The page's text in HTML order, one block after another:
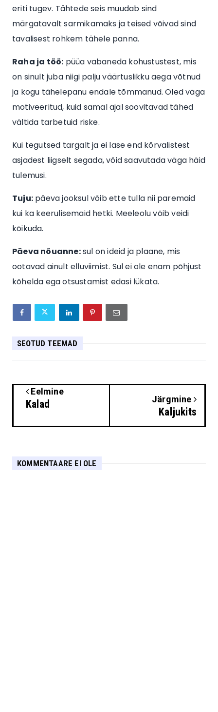
eriti tugev. Tähtede seis muudab sind
märgatavalt sarmikamaks ja teised võivad sind
tavalisest rohkem tähele panna.
Raha ja töö: püüa vabaneda kohustustest, mis
on sinult juba niigi palju väärtuslikku aega võtnud
ja kogu tähelepanu endale tõmmanud. Oled väga
motiveeritud, kuid samal ajal soovitavad tähed
vältida tarbetuid riske.
Kui tegutsed targalt ja ei lase end kõrvalistest
asjadest liigselt segada, võid saavutada väga häid
tulemusi.
Tuju: päeva jooksul võib ette tulla nii paremaid
kui ka keerulisemaid hetki. Meeleolu võib veidi
kõikuda.
Päeva nõuanne:sul on ideid ja plaane, mis
ootavad ainult elluviimist. Sul ei ole enam põhjust
kõhelda ega otsustamist edasi lükata.
SEOTUD TEEMAD
Eelmine
Kalad Järgmine
Kaljukits
KOMMENTAARE EI OLE